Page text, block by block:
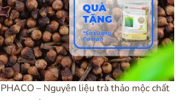
– Nguyên liệu trà thảo mộc chất